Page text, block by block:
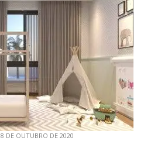
8 DE OUTUBRO DE 2020